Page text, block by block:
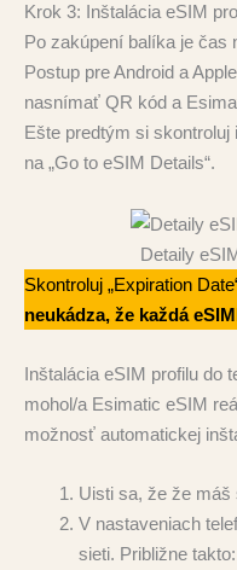
Krok 3: Inštalácia eSIM
Po zakúpení balíka je čas
Postup pre Android a
nasnímať QR kód a
Ešte predtým si
na „Go to eSIM Details“.
Detaily
Skontroluj „Expiration
neukádza, že každá
Inštalácia eSIM profilu do
mohol/a Esimatic eSIM
možnosť automatickej
Uisti sa, že že máš
V nastaveniach
sieti. Približne